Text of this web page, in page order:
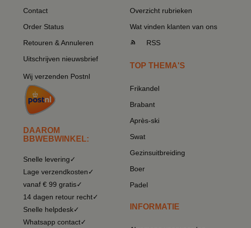
Contact
Order Status
Retouren & Annuleren
Uitschrijven nieuwsbrief
Wij verzenden Postnl
DAAROM
BBWEBWINKEL:
Snelle levering✓
Lage verzendkosten✓
vanaf € 99 gratis✓
14 dagen retour recht✓
Snelle helpdesk✓
Whatsapp contact✓
Overzicht rubrieken
Wat vinden klanten van ons
RSS
TOP THEMA'S
Frikandel
Brabant
Après-ski
Swat
Gezinsuitbreiding
Boer
Padel
INFORMATIE